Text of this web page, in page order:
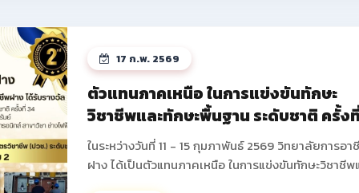
คณะผู้บริหารยังได้ร่วมบันทึกภาพกับนักเรียน นักศึกษา
ผู้ปกครองเป็นที่ระลึก ดูรูปกิจกรรมเพิ่ม
เติม >> https://drive.google.com/drive/folders/
usp=drive_link ดูรูปกิจกรรมเพิ่มเติม
>> https://photos.app.goo.gl/
17 ก.พ. 2569
ตัวแทนภาคเหนือ ในการแข่งขันทักษะ
วิชาชีพและทักษะพื้นฐาน ระดับชาติ ครั้ง
34 ประจำปีการศึกษา 2568
ในระหว่างวันที่ 11 - 15 กุมภาพันธ์ 2569 วิทยาลัยการอา
ฝาง ได้เป็นตัวแทนภาคเหนือ ในการแข่งขันทักษะวิชาชีพ